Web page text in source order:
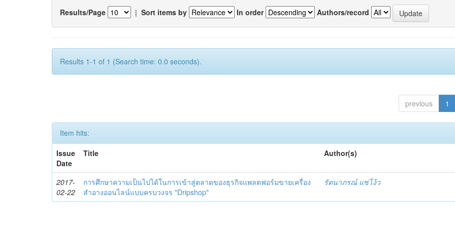
Results/Page | Sort items by In order Authors/record
Results 1-1 of 1 (Search time: 0.0 seconds).
previous 1
Item hits:
Issue
Date
Title Author(s)
2017-
02-22
การศึกษาความเป็นไปได้ในการเข้าสู่ตลาดของธุรกิจแพลตฟอร์มขายเครื่อง
สำอางออนไลน์แบบครบวงจร "Dripshop"
รัตนาภรณ์ แซ่โง้ว